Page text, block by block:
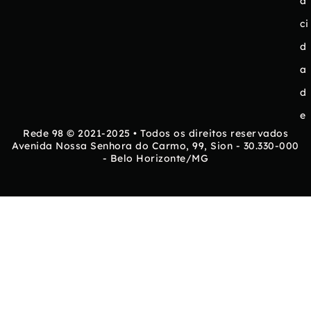
ci
d
a
d
e
Rede 98 © 2021-2025 • Todos os direitos reservados
Avenida Nossa Senhora do Carmo, 99, Sion - 30.330-000
- Belo Horizonte/MG